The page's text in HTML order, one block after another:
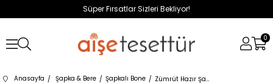
Süper Fırsatlar Sizleri Bekliyor!
0
Anasayfa Şapka & Bere Şapkalı Bone Zümrüt Hazır Şapka Bone